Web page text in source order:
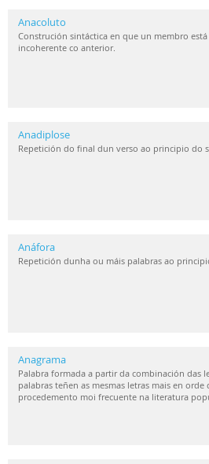
Anacoluto
Construción sintáctica en que un membro
incoherente co anterior.
Anadiplose
Repetición do final dun verso ao principio do
Anáfora
Repetición dunha ou máis palabras ao
Anagrama
Palabra formada a partir da combinación das
palabras teñen as mesmas letras mais en orde
procedemento moi frecuente na literatura